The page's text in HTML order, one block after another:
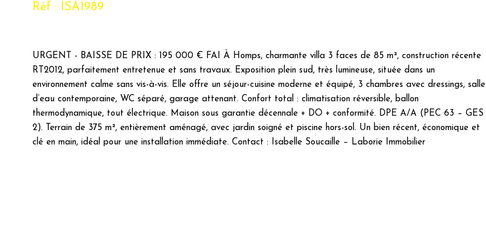
Réf : ISA1989
URGENT - BAISSE DE PRIX : 195 000 € FAI À Homps, charmante villa 3 faces de 85 m², construction récente
RT2012, parfaitement entretenue et sans travaux. Exposition plein sud, très lumineuse, située dans un
environnement calme sans vis-à-vis. Elle offre un séjour-cuisine moderne et équipé, 3 chambres avec dressings, salle
d’eau contemporaine, WC séparé, garage attenant. Confort total : climatisation réversible, ballon
thermodynamique, tout électrique. Maison sous garantie décennale + DO + conformité. DPE A/A (PEC 63 – GES
2). Terrain de 375 m², entièrement aménagé, avec jardin soigné et piscine hors-sol. Un bien récent, économique et
clé en main, idéal pour une installation immédiate. Contact : Isabelle Soucaille – Laborie Immobilier